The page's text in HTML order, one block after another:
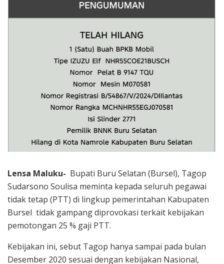
Lensa Maluku- Bupati Buru Selatan (Bursel), Tagop
Sudarsono Soulisa meminta kepada seluruh pegawai
tidak tetap (PTT) di lingkup pemerintahan Kabupaten
Bursel tidak gampang diprovokasi terkait kebijakan
pemotongan 25 % gaji PTT.
Kebijakan ini, sebut Tagop hanya sampai pada bulan
Desember 2020 sesuai dengan kebijakan Nasional,